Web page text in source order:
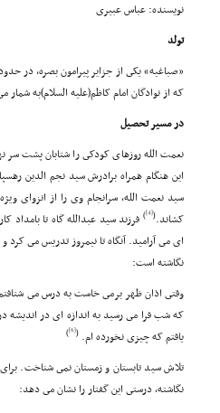
نویسنده: عباس عبیرى
تولد
«صباغیه» یکى از جزایر پیرامون بصره، در حدود 1050
که از نوادگان امام کاظم(علیه السلام)به شمار
در مسیر تحصیل
نعمت الله روزهاى کودکى را شتابان پشت سر
این هنگام همراه برادرش سید نجم الدین
سید نعمت الله، سرانجام وى را از انزواى
کشاند.(
[4]
) فرزند سید عبدالله گاه تا
اى مى آرامید. آنگاه تا نیمروز تدریس مى
نگاشته است:
وقتى اذان ظهر برمى خاست به درس مى شتافتم
که شب فرا مى رسید به اندازه اى در اندیشه
یافتم که چیزى نخورده ام. (
[6]
)
تلاش سید تابستان و زمستان نمى شناخت.
نگاشته، درستى این گفتار را نشان مى دهد: